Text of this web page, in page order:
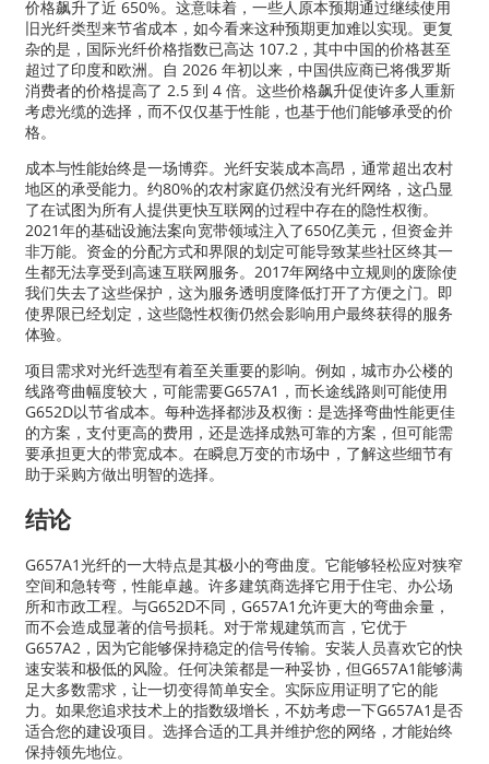
价格飙升了近 650%。这意味着，一些人原本预期通过继续使用
旧光纤类型来节省成本，如今看来这种预期更加难以实现。更复
杂的是，国际光纤价格指数已高达 107.2，其中中国的价格甚至
超过了印度和欧洲。自 2026 年初以来，中国供应商已将俄罗斯
消费者的价格提高了 2.5 到 4 倍。这些价格飙升促使许多人重新
考虑光缆的选择，而不仅仅基于性能，也基于他们能够承受的价
格。
成本与性能始终是一场博弈。光纤安装成本高昂，通常超出农村
地区的承受能力。约80%的农村家庭仍然没有光纤网络，这凸显
了在试图为所有人提供更快互联网的过程中存在的隐性权衡。
2021年的基础设施法案向宽带领域注入了650亿美元，但资金并
非万能。资金的分配方式和界限的划定可能导致某些社区终其一
生都无法享受到高速互联网服务。2017年网络中立规则的废除使
我们失去了这些保护，这为服务透明度降低打开了方便之门。即
使界限已经划定，这些隐性权衡仍然会影响用户最终获得的服务
体验。
项目需求对光纤选型有着至关重要的影响。例如，城市办公楼的
线路弯曲幅度较大，可能需要G657A1，而长途线路则可能使用
G652D以节省成本。每种选择都涉及权衡：是选择弯曲性能更佳
的方案，支付更高的费用，还是选择成熟可靠的方案，但可能需
要承担更大的带宽成本。在瞬息万变的市场中，了解这些细节有
助于采购方做出明智的选择。
结论
G657A1光纤的一大特点是其极小的弯曲度。它能够轻松应对狭窄
空间和急转弯，性能卓越。许多建筑商选择它用于住宅、办公场
所和市政工程。与G652D不同，G657A1允许更大的弯曲余量，
而不会造成显著的信号损耗。对于常规建筑而言，它优于
G657A2，因为它能够保持稳定的信号传输。安装人员喜欢它的快
速安装和极低的风险。任何决策都是一种妥协，但G657A1能够满
足大多数需求，让一切变得简单安全。实际应用证明了它的能
力。如果您追求技术上的指数级增长，不妨考虑一下G657A1是否
适合您的建设项目。选择合适的工具并维护您的网络，才能始终
保持领先地位。